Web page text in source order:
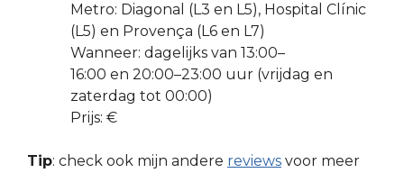
Metro: Diagonal (L3 en L5), Hospital Clínic
(L5) en Provença (L6 en L7)
Wanneer: dagelijks van 13:00–
16:00 en 20:00–23:00 uur (vrijdag en
zaterdag tot 00:00)
Prijs: €
Tip: check ook mijn andere reviews voor meer